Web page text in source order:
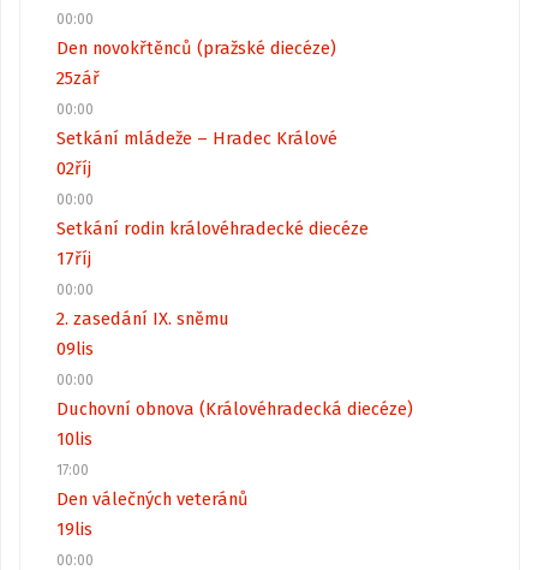
00:00
Den novokřtěnců (pražské diecéze)
25zář
00:00
Setkání mládeže – Hradec Králové
02říj
00:00
Setkání rodin královéhradecké diecéze
17říj
00:00
2. zasedání IX. sněmu
09lis
00:00
Duchovní obnova (Královéhradecká diecéze)
10lis
17:00
Den válečných veteránů
19lis
00:00